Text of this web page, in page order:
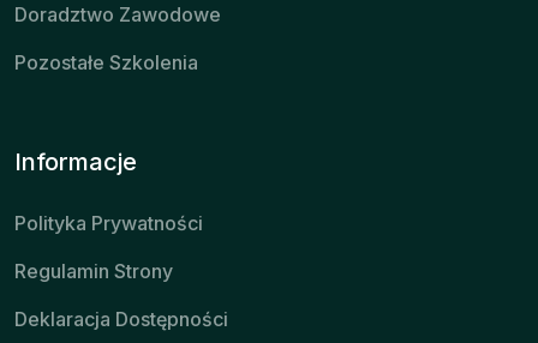
Doradztwo Zawodowe
Pozostałe Szkolenia
Informacje
Polityka Prywatności
Regulamin Strony
Deklaracja Dostępności